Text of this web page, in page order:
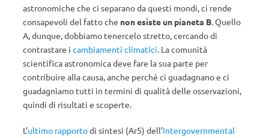
astronomiche che ci separano da questi mondi, ci rende
consapevoli del fatto che non esiste un pianeta B. Quello
A, dunque, dobbiamo tenercelo stretto, cercando di
contrastare i cambiamenti climatici. La comunità
scientifica astronomica deve fare la sua parte per
contribuire alla causa, anche perché ci guadagnano e ci
guadagniamo tutti in termini di qualità delle osservazioni,
quindi di risultati e scoperte.
L’ultimo rapportodi sintesi (Ar5) dell’Intergovernmental